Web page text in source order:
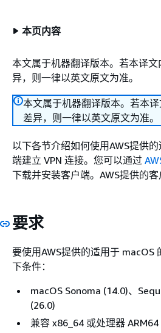
本页内容
本文属于机器翻译版本。若本译
异，则一律以英文原文为准。
本文属于机器翻译版本。若本
差异，则一律以英文原文为准。
以下各节介绍如何使用AWS提供
端建立 VPN 连接。您可以通过
下载并安装客户端。AWS提供的客
要求
要使用AWS提供的适用于 macOS
下条件：
macOS Sonoma (14.0)、
(26.0)
兼容 x86_64 或处理器 ARM64